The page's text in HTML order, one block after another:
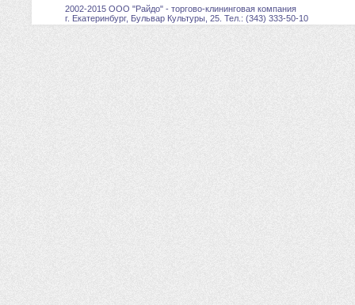
2002-2015 ООО "Райдо" - торгово-клининговая компания
г. Екатеринбург, Бульвар Культуры, 25. Тел.: (343) 333-50-10